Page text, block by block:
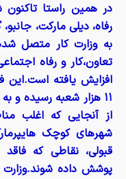
در همین راستا
رفاه، دیلی مارکت،
به وزارت کار متصل
از آنجایی که اغلب
شهرهای کوچک
قبولی، نقاطی که فاقد